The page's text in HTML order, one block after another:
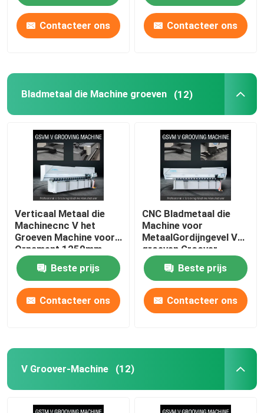
Contacteer ons Contacteer ons
Bladmetaal die Machine groeven (12)
Verticaal Metaal die
Machinecnc V het
Groeven Machine voor
Ornament 1250mm
groeven
Beste prijs
Contacteer ons
CNC Bladmetaal die
Machine voor
MetaalGordijngevel V
groeven Groover-
Machine 1240
Beste prijs
Contacteer ons
V Groover-Machine (12)